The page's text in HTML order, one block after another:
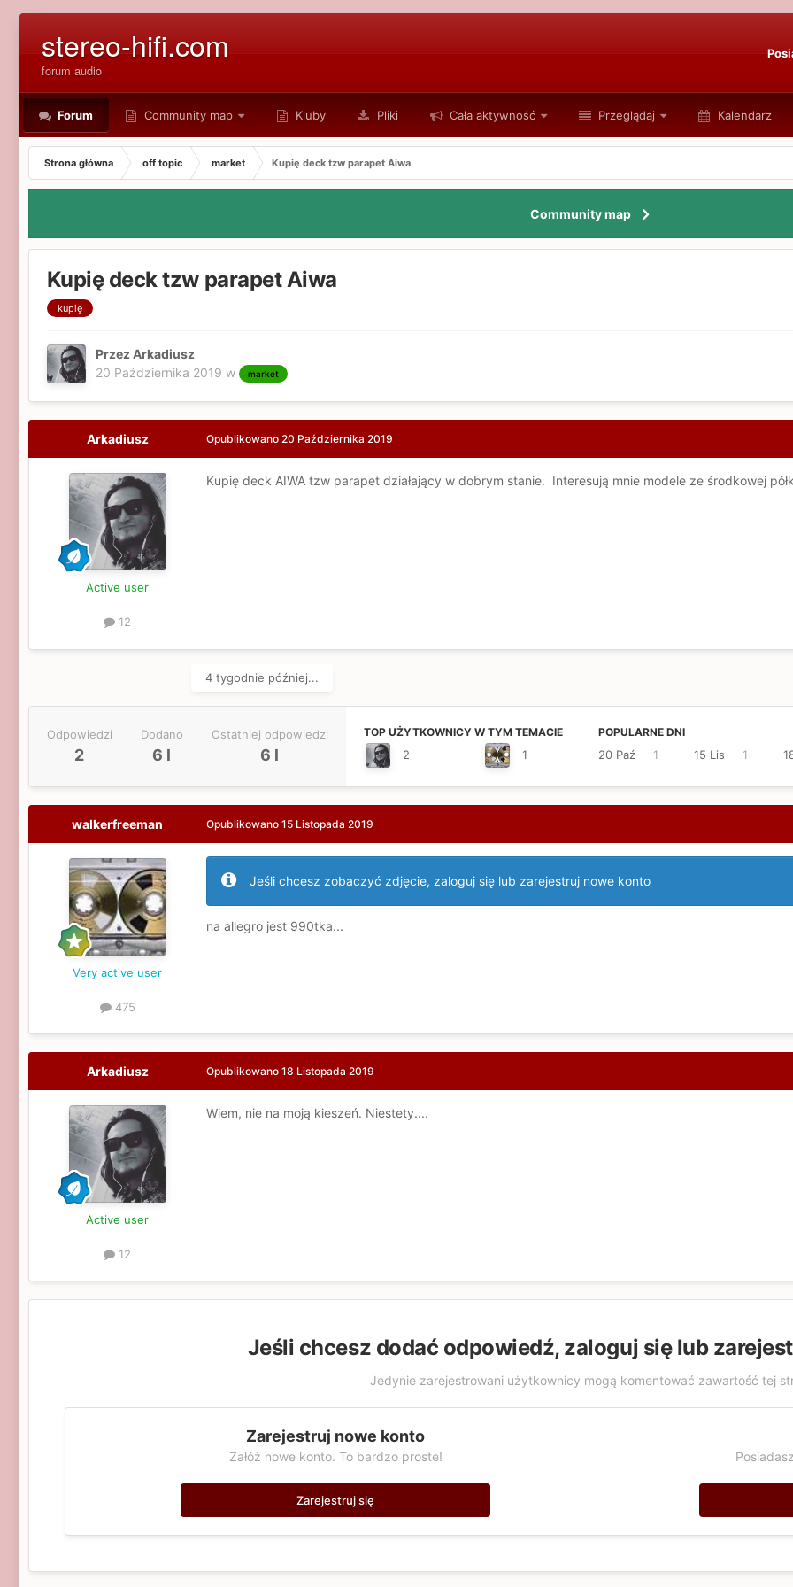
stereo-hifi.com
forum audio
Forum Community map Kluby Pliki Cała aktywność Przeglądaj Kalendarz
Strona główna off topic market Kupię deck tzw parapet Aiwa
Community map
Kupię deck tzw parapet Aiwa
kupię
Przez Arkadiusz
20 Października 2019 w market
Arkadiusz
Active user
12
Opublikowano 20 Października 2019
Kupię deck AIWA tzw parapet działający w dobrym stanie. Interesują mnie modele ze środkowej
4 tygodnie później...
Odpowiedzi
2
Dodano
6 l
Ostatniej odpowiedzi
6 l
TOP UŻYTKOWNICY W TYM TEMACIE
2 1
POPULARNE DNI
20 Paź 1 15 Lis 1
walkerfreeman
Very active user
475
Opublikowano 15 Listopada 2019
Jeśli chcesz zobaczyć zdjęcie, zaloguj się lub zarejestruj nowe konto
na allegro jest 990tka...
Arkadiusz
Active user
12
Opublikowano 18 Listopada 2019
Wiem, nie na moją kieszeń. Niestety....
Jeśli chcesz dodać odpowiedź, zaloguj się lub
Jedynie zarejestrowani użytkownicy mogą komentować zawartość tej
Zarejestruj nowe konto
Załóż nowe konto. To bardzo proste!
Zarejestruj się